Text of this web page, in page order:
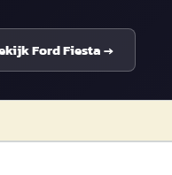
Ford Fiesta→